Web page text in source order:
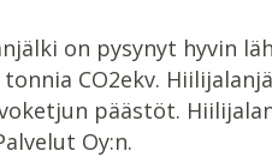
on pysynyt hyvin
tonnia CO2ekv.
päästöt.
Oy:n.